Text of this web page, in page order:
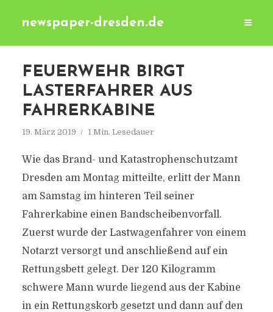
newspaper-dresden.de
FEUERWEHR BIRGT
LASTERFAHRER AUS
FAHRERKABINE
19. März 2019 1 Min. Lesedauer
Wie das Brand- und Katastrophenschutzamt
Dresden am Montag mitteilte, erlitt der Mann
am Samstag im hinteren Teil seiner
Fahrerkabine einen Bandscheibenvorfall.
Zuerst wurde der Lastwagenfahrer von einem
Notarzt versorgt und anschließend auf ein
Rettungsbett gelegt. Der 120 Kilogramm
schwere Mann wurde liegend aus der Kabine
in ein Rettungskorb gesetzt und dann auf den